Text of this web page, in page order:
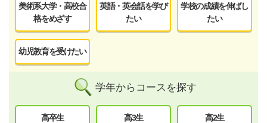
美術系大学・高校合
格をめざす
英語・英会話を学び
たい
学校の成績を伸ばし
たい
幼児教育を受けたい
学年からコースを探す
高卒生 高3生 高2生